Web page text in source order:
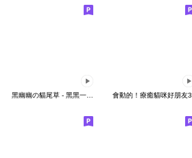
會動的！療癒貓咪好朋友3